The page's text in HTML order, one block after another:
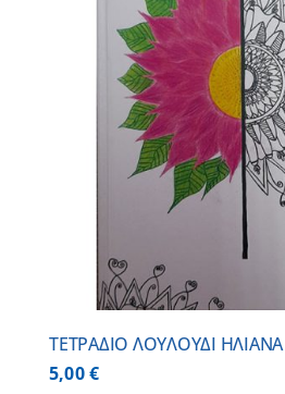
ΤΕΤΡΑΔΙΟ ΛΟΥΛΟΥΔΙ ΗΛΙΑΝΑ
5,00€